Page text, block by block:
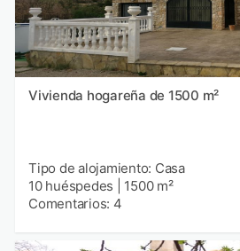
Vivienda hogareña de 1500 m²
Tipo de alojamiento: Casa
10 huéspedes
1500 m²
Comentarios: 4